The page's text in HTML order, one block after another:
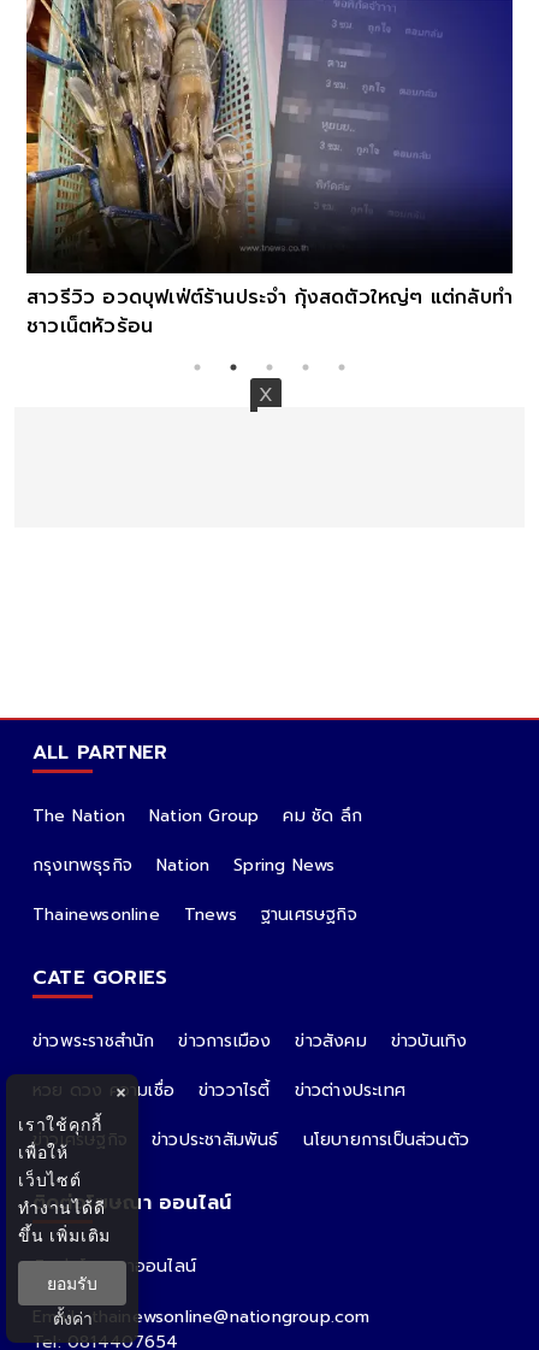
สาวรีวิว อวดบุฟเฟ่ต์ร้านประจำ กุ้งสดตัวใหญ่ๆ แต่กลับทำ
ชาวเน็ตหัวร้อน
ALL PARTNER
The Nation Nation Group
คม ชัด ลึก
กรุงเทพธุรกิจ
Nation
Spring News
Thainewsonline
Tnews ฐานเศรษฐกิจ
CATE GORIES
ข่าวพระราชสำนัก ข่าวการเมือง ข่าวสังคม
ข่าวบันเทิง
หวย ดวง ความเชื่อ
ข่าววาไรตี้
ข่าวต่างประเทศ
ข่าวเศรษฐกิจ
ข่าวประชาสัมพันธ์ นโยบายการเป็นส่วนตัว
ติดต่อโฆษณา ออนไลน์
ติดต่อโฆษณาออนไลน์
คุณอ้อ
Email : thainewsonline@nationgroup.com
Tel: 0814407654
×
เราใช้คุกกี้
เพื่อให้
เว็บไซต์
ทำงานได้ดี
ขึ้น เพิ่มเติม
ยอมรับ
ตั้งค่า